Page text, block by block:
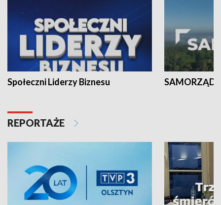
Społeczni Liderzy Biznesu SAMORZĄD
REPORTAŻE